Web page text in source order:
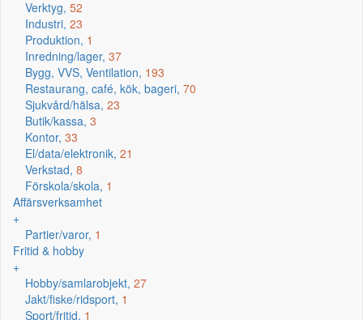
Verktyg, 52
Industri, 23
Produktion, 1
Inredning/lager, 37
Bygg, VVS, Ventilation, 193
Restaurang, café, kök, bageri, 70
Sjukvård/hälsa, 23
Butik/kassa, 3
Kontor, 33
El/data/elektronik, 21
Verkstad, 8
Förskola/skola, 1
Affärsverksamhet
+
Partier/varor, 1
Fritid & hobby
+
Hobby/samlarobjekt, 27
Jakt/fiske/ridsport, 1
Sport/fritid, 1